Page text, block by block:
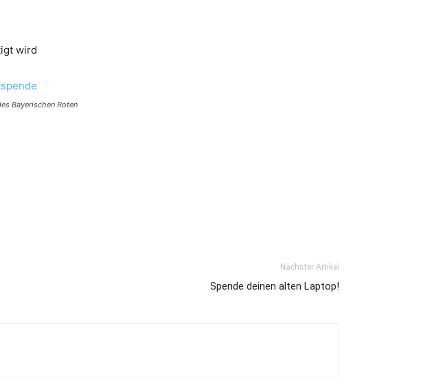
Bayerischen Roten
Nächster Artikel
Spende deinen alten Laptop!